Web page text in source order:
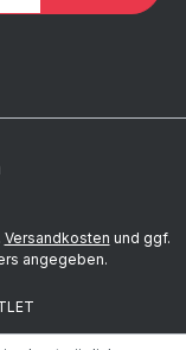
Versandkosten und ggf.
angegeben.